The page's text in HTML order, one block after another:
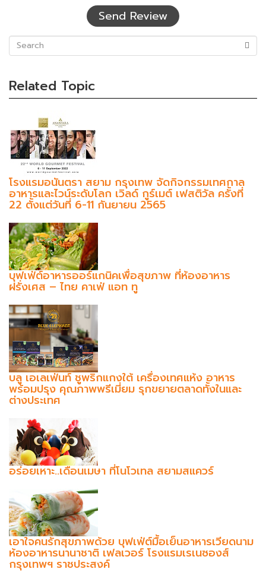
Send Review
Related Topic
โรงแรมอนันตรา สยาม กรุงเทพ จัดกิจกรรมเทศกาล
อาหารและไวน์ระดับโลก เวิลด์ กูร์เมต์ เฟสติวัล ครั้งที่
22 ตั้งแต่วันที่ 6-11 กันยายน 2565
บุฟเฟ่ต์อาหารออร์แกนิคเพื่อสุขภาพ ที่ห้องอาหาร
ฝรั่งเศส – ไทย คาเฟ่ แอท ทู
บลู เอเลเฟ่นท์ ชูพริกแกงใต้ เครื่องเทศแห้ง อาหาร
พร้อมปรุง คุณภาพพรีเมี่ยม รุกขยายตลาดทั้งในและ
ต่างประเทศ
อร่อยเหาะ..เดือนเมษา ที่โนโวเทล สยามสแควร์
เอาใจคนรักสุขภาพด้วย บุฟเฟ่ต์มื้อเย็นอาหารเวียดนาม
ห้องอาหารนานาชาติ เฟลเวอร์ โรงแรมเรเนซองส์
กรุงเทพฯ ราชประสงค์